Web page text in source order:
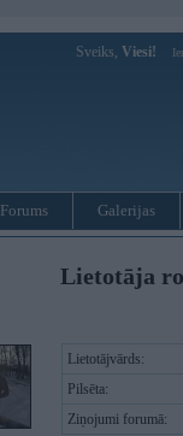
Sveiks, Viesi!
Forums Galerijas
Lietotāja
Lietotājvārds:
Pilsēta:
Ziņojumi forumā: